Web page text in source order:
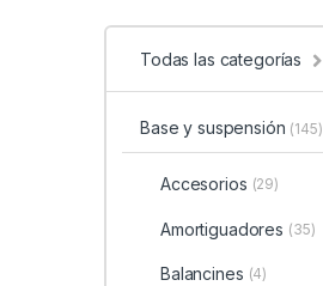
Todas las categorías
Base y suspensión (145)
Accesorios (29)
Amortiguadores (35)
Balancines (4)